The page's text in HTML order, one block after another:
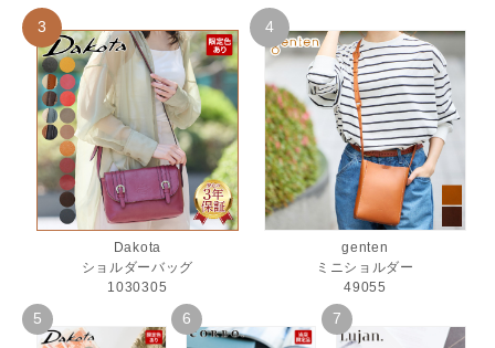
Dakota
ショルダーバッグ
1030305
genten
ミニショルダー
49055